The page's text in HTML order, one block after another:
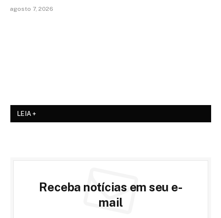
agosto 7, 2026
LEIA +
Receba notícias em seu e-
mail